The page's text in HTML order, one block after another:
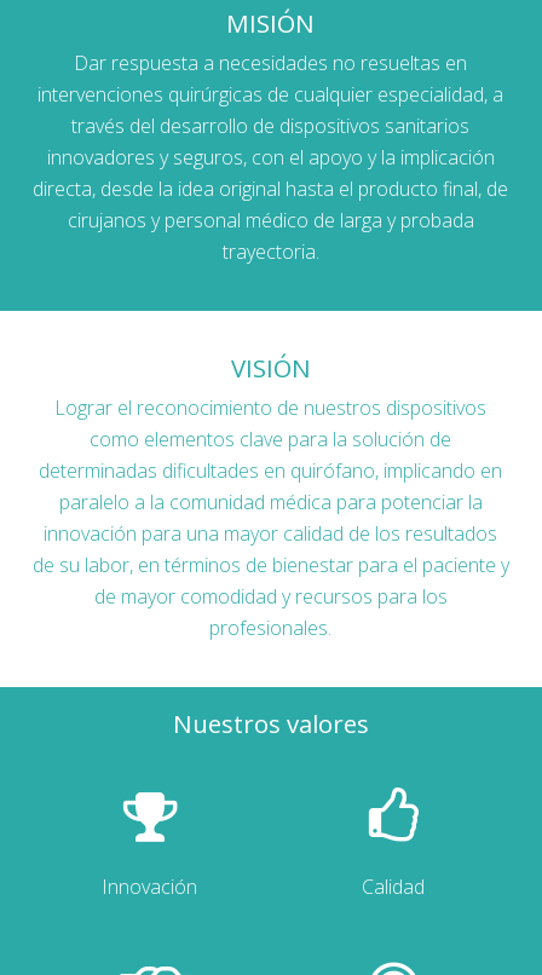
MISIÓN
Dar respuesta a necesidades no resueltas en
intervenciones quirúrgicas de cualquier especialidad, a
través del desarrollo de dispositivos sanitarios
innovadores y seguros, con el apoyo y la implicación
directa, desde la idea original hasta el producto final, de
cirujanos y personal médico de larga y probada
trayectoria.
VISIÓN
Lograr el reconocimiento de nuestros dispositivos
como elementos clave para la solución de
determinadas dificultades en quirófano, implicando en
paralelo a la comunidad médica para potenciar la
innovación para una mayor calidad de los resultados
de su labor, en términos de bienestar para el paciente y
de mayor comodidad y recursos para los
profesionales.
Nuestros valores
Innovación Calidad